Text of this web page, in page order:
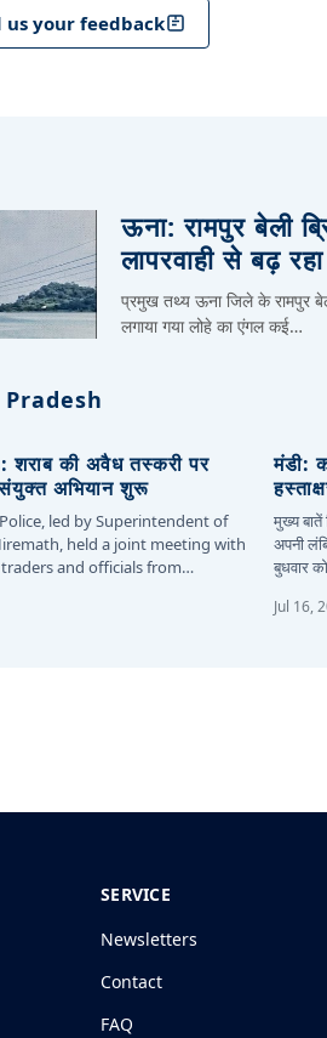
us your feedback
ऊना: रामपुर बेली
लापरवाही से बढ़
प्रमुख तथ्य ऊना जिले के रामपुर
लगाया गया लोहे का एंगल कई…
की अवैध तस्करी पर
अभियान शुरू
led by Superintendent of
held a joint meeting with
and officials from…
मंडी:
मुख्य बातें
अपनी
बुधवार
Jul 16,
SERVICE
Newsletters
Contact
FAQ